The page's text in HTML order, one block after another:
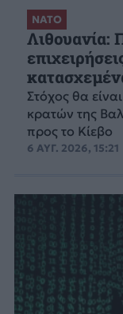
ΝΑΤΟ
Λιθουανία:
Στόχος θα
κρατών της
προς το Κίεβο
6 ΑΥΓ. 2026, 15:21